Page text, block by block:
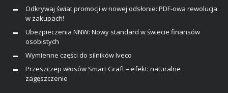
Odkrywaj świat promocji w nowej odsłonie: PDF-owa rewolucja
w zakupach!
Ubezpieczenia NNW: Nowy standard w świecie finansów
osobistych
Wymienne części do silników Iveco
Przeszczep włosów Smart Graft – efekt: naturalne
zagęszczenie